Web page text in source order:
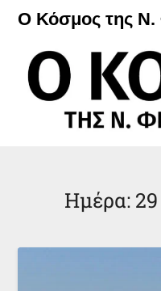
Μετάβαση
περιεχόμενο
Ο Κόσμος της Ν.
Ημέρα: